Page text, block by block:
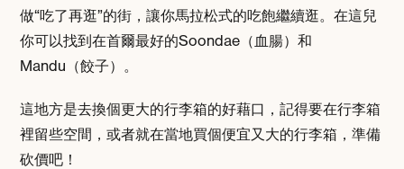
做“吃了再逛”的街，讓你馬拉松式的吃飽繼續逛。在這兒
你可以找到在首爾最好的Soondae（血腸）和
Mandu（餃子）。
這地方是去換個更大的行李箱的好藉口，記得要在行李箱
裡留些空間，或者就在當地買個便宜又大的行李箱，準備
砍價吧！